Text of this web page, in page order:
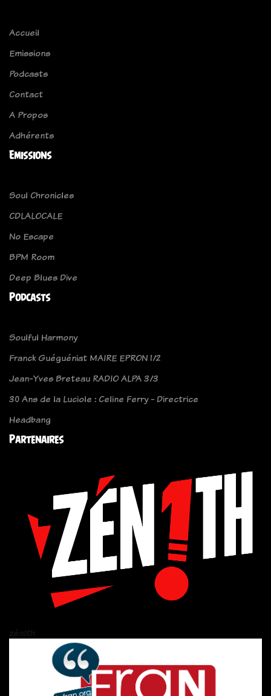
Accueil
Emissions
Podcasts
Contact
A Propos
Adhérents
Emissions
Soul Chronicles
CDLALOCALE
No Escape
BPM Room
Deep Blues Dive
Podcasts
Soulful Harmony
Franck Guéguéniat MAIRE EPRON 1/2
Jean-Yves Breteau RADIO ALPA 3/3
30 Ans de la Luciole : Celine Ferry - Directrice
Headbang
Partenaires